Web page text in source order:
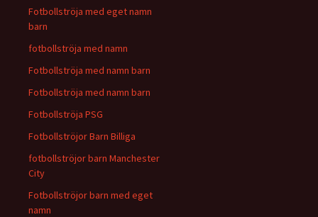
Fotbollströja med eget namn
barn
fotbollströja med namn
Fotbollströja med namn barn
Fotbollströja med namn barn
Fotbollströja PSG
Fotbollströjor Barn Billiga
fotbollströjor barn Manchester
City
Fotbollströjor barn med eget
namn